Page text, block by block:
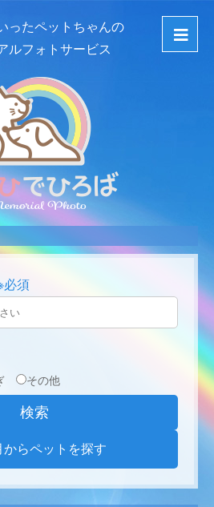
ったペットちゃんの
ルフォトサービス
須
その他
からペットを探す